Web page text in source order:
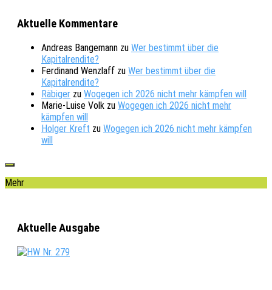
Aktuelle Kommentare
Andreas Bangemann zu Wer bestimmt über die
Kapitalrendite?
Ferdinand Wenzlaff zu Wer bestimmt über die
Kapitalrendite?
Räbiger zu Wogegen ich 2026 nicht mehr kämpfen will
Marie-Luise Volk zu Wogegen ich 2026 nicht mehr
kämpfen will
Holger Kreft zu Wogegen ich 2026 nicht mehr kämpfen
will
Mehr
Aktuelle Ausgabe